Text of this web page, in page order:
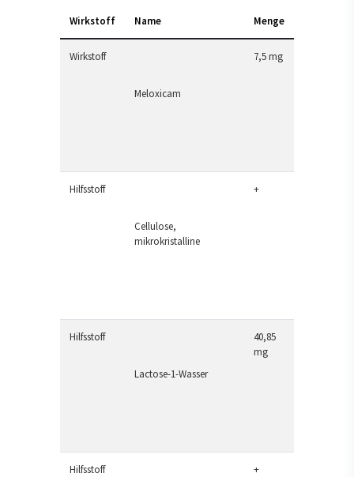
Wirkstoff Name Menge
Wirkstoff
Meloxicam
7,5 mg
Hilfsstoff
Cellulose,
mikrokristalline
+
Hilfsstoff
Lactose-1-Wasser
40,85
mg
Hilfsstoff +